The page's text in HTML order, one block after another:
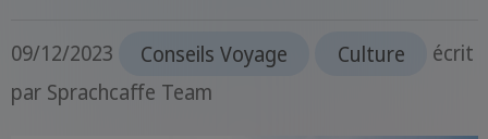
09/12/2023 Conseils Voyage Culture
écrit
par Sprachcaffe Team